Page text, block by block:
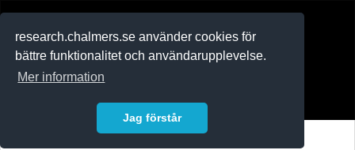
research.chalmers.se använder cookies för
bättre funktionalitet och användarupplevelse.
Mer information
Jag förstår